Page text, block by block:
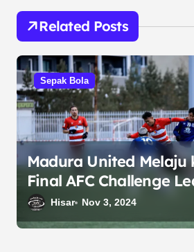
g
a
s
i
p
s
Related Posts
Sepak Bola
Madura United Melaju
Final AFC Challenge
2025Hisar Nov 3, 2024